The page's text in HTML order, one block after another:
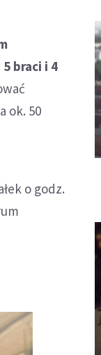
braci i 4
ok. 50
o godz.